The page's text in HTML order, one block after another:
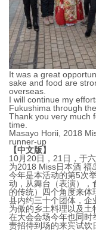
It was a great
sake and food are
overseas.
I will continue my
Fukushima through
Thank you very much
time.
Masayo Horii, 2018
runner-up
【中文版】
10月20日，21日，于
为2018 Miss日本酒 福
今年是本活动的第5次
动，从舞台（表演），
的传统）四个角度来体
县内约三十个团体，企
为傲的乡土料理以及土
在大会会场今年也同时
责招待到场的来宾试饮